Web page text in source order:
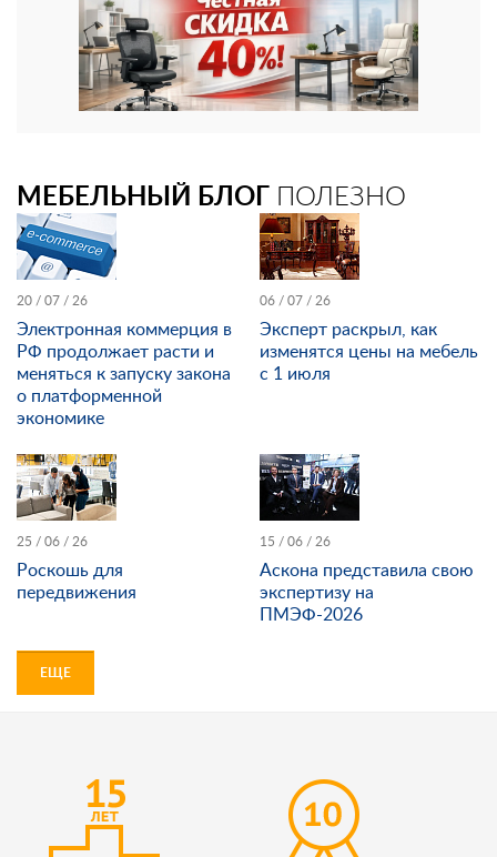
МЕБЕЛЬНЫЙ БЛОГ ПОЛЕЗНО
20 / 07 / 26
Электронная коммерция в
РФ продолжает расти и
меняться к запуску закона
о платформенной
экономике
06 / 07 / 26
Эксперт раскрыл, как
изменятся цены на мебель
с 1 июля
25 / 06 / 26
Роскошь для
передвижения
15 / 06 / 26
Аскона представила свою
экспертизу на
ПМЭФ-2026
ЕЩЕ